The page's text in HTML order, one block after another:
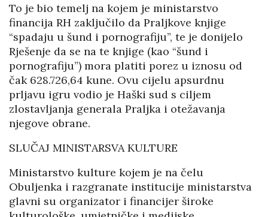
To je bio temelj na kojem je ministarstvo
financija RH zaključilo da Praljkove knjige
“spadaju u šund i pornografiju”, te je donijelo
Rješenje da se na te knjige (kao “šund i
pornografiju”) mora platiti porez u iznosu od
čak 628.726,64 kune. Ovu cijelu apsurdnu
prljavu igru vodio je Haški sud s ciljem
zlostavljanja generala Praljka i otežavanja
njegove obrane.
SLUČAJ MINISTARSVA KULTURE
Ministarstvo kulture kojem je na čelu
Obuljenka i razgranate institucije ministarstva
glavni su organizator i financijer široke